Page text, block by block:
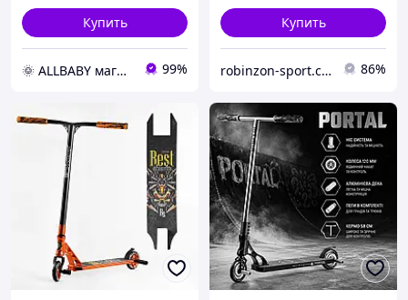
Купить
🌞 ALLBABY магазин товаров для детей 99%
Купить
robinzon-sport.com.ua 86%